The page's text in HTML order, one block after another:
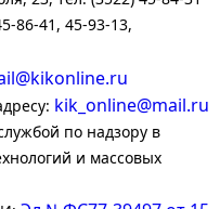
86-41, 45-93-13,
kik_online@mail.ru
по надзору в
и массовых